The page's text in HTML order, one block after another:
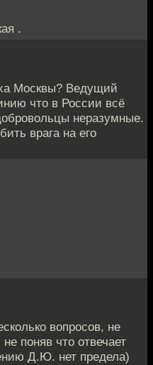
.
Москвы? Ведущий
что в России всё
неразумные.
врага на его
вопросов, не
поняв что отвечает
Д.Ю. нет предела)